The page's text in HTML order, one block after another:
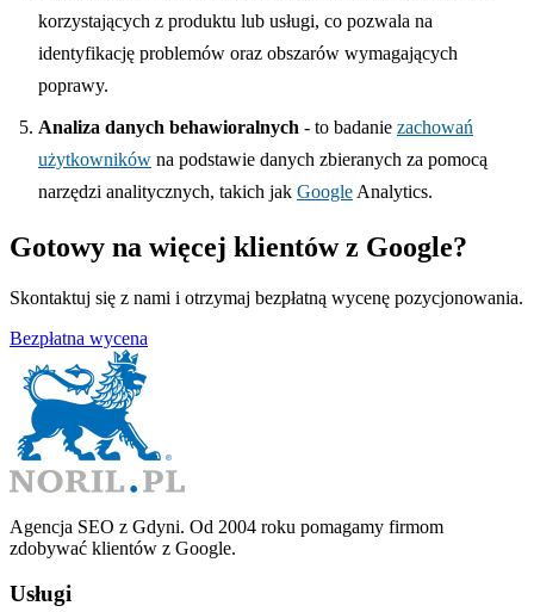
korzystających z produktu lub usługi, co pozwala na
identyfikację problemów oraz obszarów wymagających
poprawy.
Analiza danych behawioralnych - to badanie zachowań
użytkowników na podstawie danych zbieranych za pomocą
narzędzi analitycznych, takich jak Google Analytics.
Gotowy na więcej klientów z Google?
Skontaktuj się z nami i otrzymaj bezpłatną wycenę pozycjonowania.
Bezpłatna wycena
Agencja SEO z Gdyni. Od 2004 roku pomagamy firmom
zdobywać klientów z Google.
Usługi